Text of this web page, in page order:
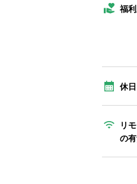
福
休
リ
の